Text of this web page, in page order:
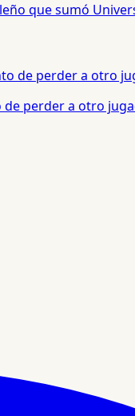
que sumó
de perder a otro